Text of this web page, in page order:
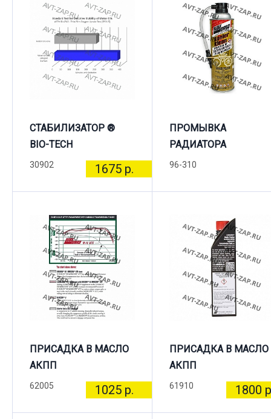
СТАБИЛИЗАТОР ®
BIO-TECH
30902 1675 р.
ПРОМЫВКА
РАДИАТОРА
96-310
ПРИСАДКА В МАСЛО
АКПП
62005 1025 р.
ПРИСАДКА В МАСЛО
АКПП
61910 1800